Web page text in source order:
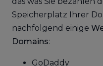
Speicherplatz Ihrer
nachfolgend einige
Domains:
GoDaddy